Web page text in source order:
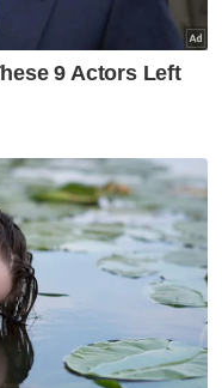
menerajui
Menteri Besar
di peringkat
katanya.
dan
martabat
berwibawa
sejarah